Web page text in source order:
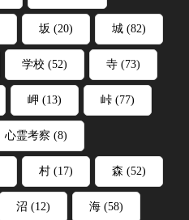
坂 (20) 城 (82)
学校 (52) 寺 (73)
岬 (13) 峠 (77)
心霊考察 (8)
村 (17) 森 (52)
沼 (12) 海 (58)